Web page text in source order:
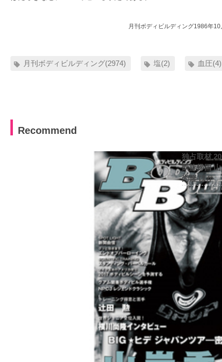
月刊ボディビルディング1986年10
月刊ボディビルディング(2974) 塩(2) 血圧(4)
Recommend
独占取材
凱旋帰国
尚隆 ほか